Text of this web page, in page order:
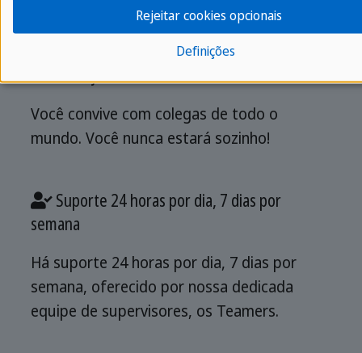
os lanches não estão incluídos.
Você convive com colegas de todo o
mundo. Você nunca estará sozinho!
Suporte 24 horas por dia, 7 dias por
semana
Há suporte 24 horas por dia, 7 dias por
semana, oferecido por nossa dedicada
equipe de supervisores, os Teamers.
Definições
Rejeitar cookies opcionais